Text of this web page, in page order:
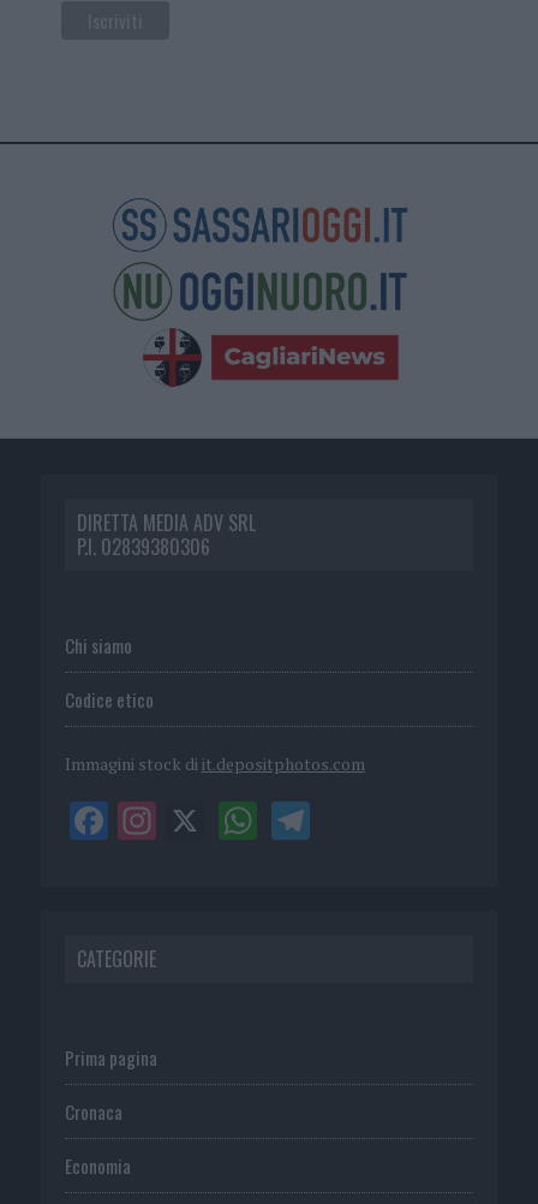
DIRETTA MEDIA ADV SRL
P.I. 02839380306
Chi siamo
Codice etico
Immagini stock di it.depositphotos.com
CATEGORIE
Prima pagina
Cronaca
Economia